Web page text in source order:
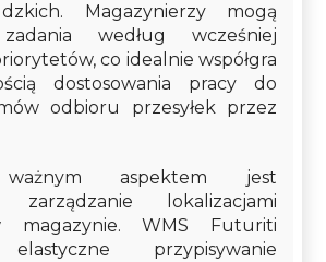
Magazynierzy mogą
według wcześniej
co idealnie współgra
dostosowania pracy do
odbioru przesyłek przez
ważnym aspektem jest
zarządzanie lokalizacjami
magazynie. WMS Futuriti
przypisywanie